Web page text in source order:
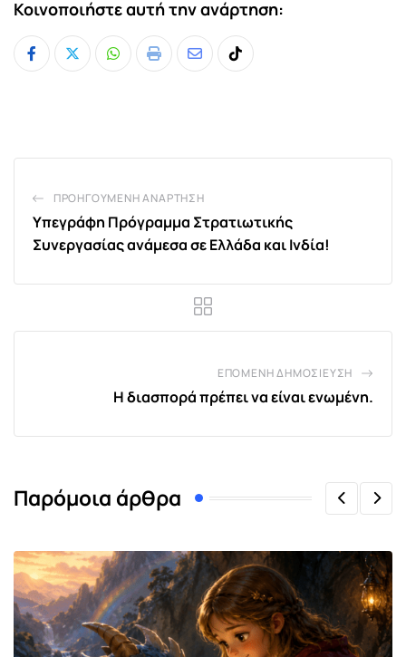
Κοινοποιήστε αυτή την ανάρτηση:
Whatsapp
Print
ShareTiktok
ΠΡΟΗΓΟΎΜΕΝΗ ΑΝΆΡΤΗΣΗ
Υπεγράφη Πρόγραμμα Στρατιωτικής
Συνεργασίας ανάμεσα σε Ελλάδα και Ινδία!
ΕΠΌΜΕΝΗ ΔΗΜΟΣΊΕΥΣΗ
Η διασπορά πρέπει να είναι ενωμένη.
Παρόμοια άρθρα